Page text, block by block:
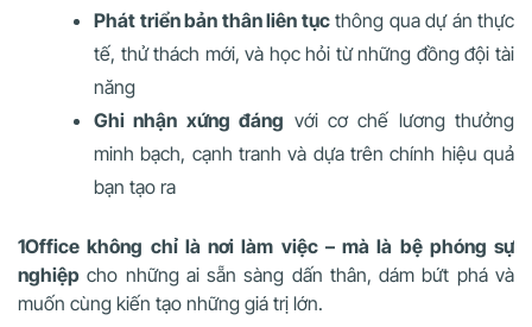
Phát triển bản thân liên tụcthông qua dự án thực
tế, thử thách mới, và học hỏi từ những đồng đội tài
năng
Ghi nhận xứng đáng với cơ chế lương thưởng
minh bạch, cạnh tranh và dựa trên chính hiệu quả
bạn tạo ra
1Office không chỉ là nơi làm việc – mà là bệ phóng sự
nghiệp cho những ai sẵn sàng dấn thân, dám bứt phá và
muốn cùng kiến tạo những giá trị lớn.